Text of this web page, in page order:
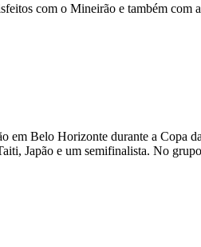
com o Mineirão e também com
em Belo Horizonte durante a Copa
Japão e um semifinalista. No